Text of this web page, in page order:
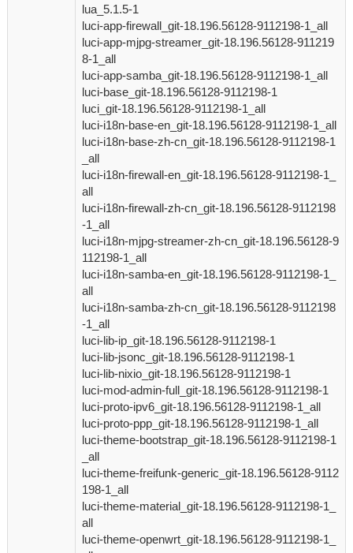
lua_5.1.5-1
luci-app-firewall_git-18.196.56128-9112198-1_all
luci-app-mjpg-streamer_git-18.196.56128-911219
8-1_all
luci-app-samba_git-18.196.56128-9112198-1_all
luci-base_git-18.196.56128-9112198-1
luci_git-18.196.56128-9112198-1_all
luci-i18n-base-en_git-18.196.56128-9112198-1_all
luci-i18n-base-zh-cn_git-18.196.56128-9112198-1
_all
luci-i18n-firewall-en_git-18.196.56128-9112198-1_
all
luci-i18n-firewall-zh-cn_git-18.196.56128-9112198
-1_all
luci-i18n-mjpg-streamer-zh-cn_git-18.196.56128-9
112198-1_all
luci-i18n-samba-en_git-18.196.56128-9112198-1_
all
luci-i18n-samba-zh-cn_git-18.196.56128-9112198
-1_all
luci-lib-ip_git-18.196.56128-9112198-1
luci-lib-jsonc_git-18.196.56128-9112198-1
luci-lib-nixio_git-18.196.56128-9112198-1
luci-mod-admin-full_git-18.196.56128-9112198-1
luci-proto-ipv6_git-18.196.56128-9112198-1_all
luci-proto-ppp_git-18.196.56128-9112198-1_all
luci-theme-bootstrap_git-18.196.56128-9112198-1
_all
luci-theme-freifunk-generic_git-18.196.56128-9112
198-1_all
luci-theme-material_git-18.196.56128-9112198-1_
all
luci-theme-openwrt_git-18.196.56128-9112198-1_